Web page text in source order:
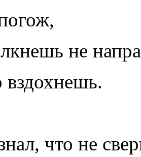
не
что не